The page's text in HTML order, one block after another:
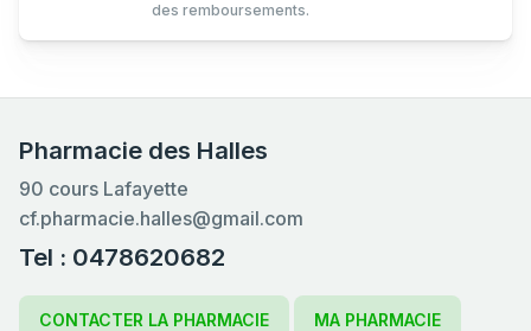
des remboursements.
Pharmacie des Halles
90 cours Lafayette
cf.pharmacie.halles@gmail.com
Tel : 0478620682
CONTACTER LA PHARMACIE MA PHARMACIE